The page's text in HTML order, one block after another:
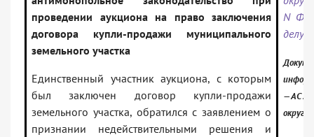
проведении аукциона на право заключения
договора купли-продажи муниципального
земельного участка
Единственный участник аукциона, с которым
был заключен договор купли-продажи
земельного участка, обратился с заявлением о
признании недействительными решения и
N
делу
— АС
округа